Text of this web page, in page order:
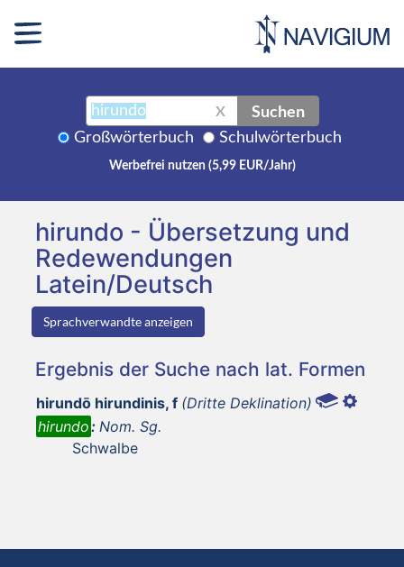
X Suchen
Großwörterbuch Schulwörterbuch
Werbefrei nutzen (5,99 EUR/Jahr)
hirundo - Übersetzung und
Redewendungen
Latein/Deutsch
Sprachverwandte anzeigen
Ergebnis der Suche nach lat. Formen
hirundō hirundinis, f (Dritte Deklination)
hirundo: Nom. Sg.
Schwalbe